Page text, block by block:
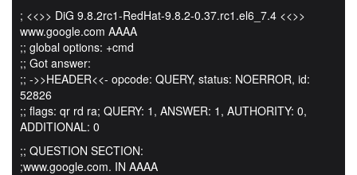
; <<>> DiG 9.8.2rc1-RedHat-9.8.2-0.37.rc1.el6_7.4 <<>>
www.google.com AAAA
;; global options: +cmd
;; Got answer:
;; ->>HEADER<<- opcode: QUERY, status: NOERROR, id:
52826
;; flags: qr rd ra; QUERY: 1, ANSWER: 1, AUTHORITY: 0,
ADDITIONAL: 0
;; QUESTION SECTION:
;www.google.com. IN AAAA